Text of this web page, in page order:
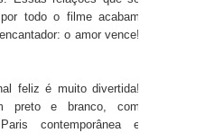
todo o filme acabam
o amor vence!
feliz é muito divertida!
preto e branco, com
contemporânea e